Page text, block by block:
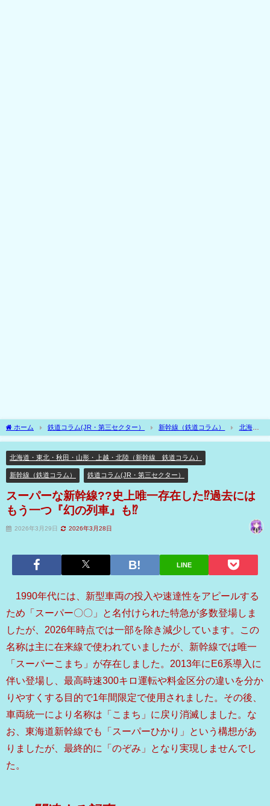
ホーム 鉄道コラム(JR・第三セクター） 新幹線（鉄道コラム）
北海
道・東北・秋田・山形・上越・北陸（新幹線 鉄道コラム）
スーパーな新幹線??
北海道・東北・秋田・山形・上越・北陸（新幹線 鉄道コラム）
新幹線（鉄道コラム） 鉄道コラム(JR・第三セクター）
スーパーな新幹線??史上唯一存在した⁉過去には
もう一つ『幻の列車』も⁉
2026年3月29日 2026年3月28日
LINE
1990年代には、新型車両の投入や速達性をアピールする
ため「スーパー〇〇」と名付けられた特急が多数登場しま
したが、2026年時点では一部を除き減少しています。この
名称は主に在来線で使われていましたが、新幹線では唯一
「スーパーこまち」が存在しました。2013年にE6系導入に
伴い登場し、最高時速300キロ運転や料金区分の違いを分か
りやすくする目的で1年間限定で使用されました。その後、
車両統一により名称は「こまち」に戻り消滅しました。な
お、東海道新幹線でも「スーパーひかり」という構想があ
りましたが、最終的に「のぞみ」となり実現しませんでし
た。